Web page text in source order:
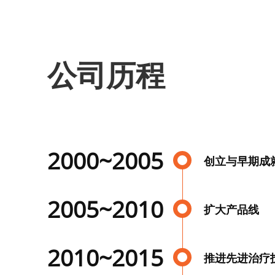
公司历程
2000~2005 创立与早期成
2005~2010 扩大产品线
2010~2015 推进先进治疗